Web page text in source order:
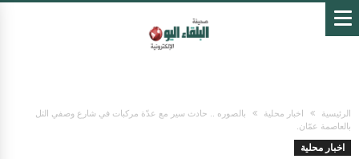
الرئيسية اخبار محلية
بالصوره .. حادث سير مع عدّة مركبات في شارع وصفي التل
بالعاصمة عمّان.
اخبار محلية